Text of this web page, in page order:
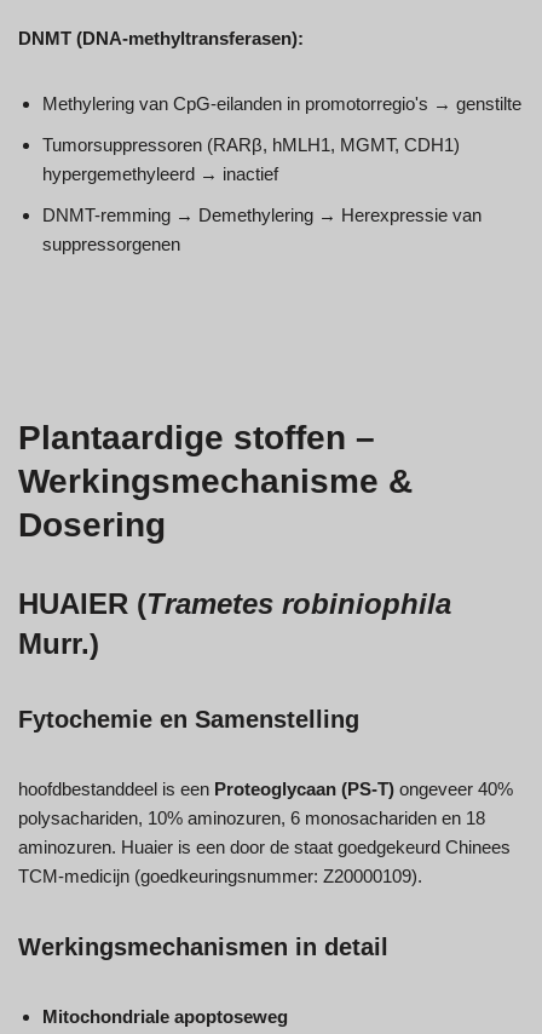
DNMT (DNA-methyltransferasen):
Methylering van CpG-eilanden in promotorregio's → genstilte
Tumorsuppressoren (RARβ, hMLH1, MGMT, CDH1)
hypergemethyleerd → inactief
DNMT-remming → Demethylering → Herexpressie van
suppressorgenen
Plantaardige stoffen –
Werkingsmechanisme &
Dosering
HUAIER (Trametes robiniophila
Murr.)
Fytochemie en Samenstelling
hoofdbestanddeel is een Proteoglycaan (PS-T) ongeveer 40%
polysachariden, 10% aminozuren, 6 monosachariden en 18
aminozuren. Huaier is een door de staat goedgekeurd Chinees
TCM-medicijn (goedkeuringsnummer: Z20000109).
Werkingsmechanismen in detail
Mitochondriale apoptoseweg